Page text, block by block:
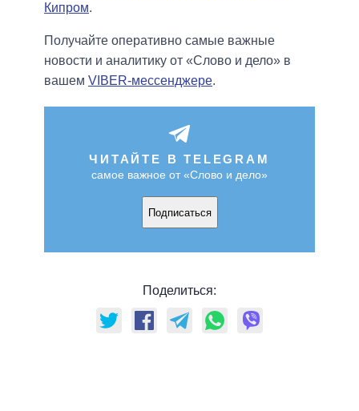
Кипром.
Получайте оперативно самые важные
новости и аналитику от «Слово и дело» в
вашем VIBER-мессенджере.
ЧИТАЙТЕ В TELEGRAM
самое важное от «Слово и дело»
Подписаться
Поделиться: